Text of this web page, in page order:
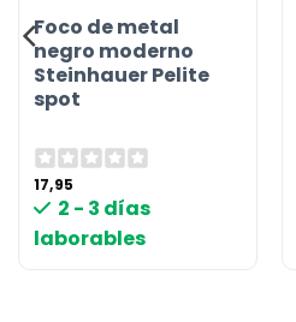
Foco de metal
negro moderno
Steinhauer Pelite
spot
17,95
2 - 3 días
laborables